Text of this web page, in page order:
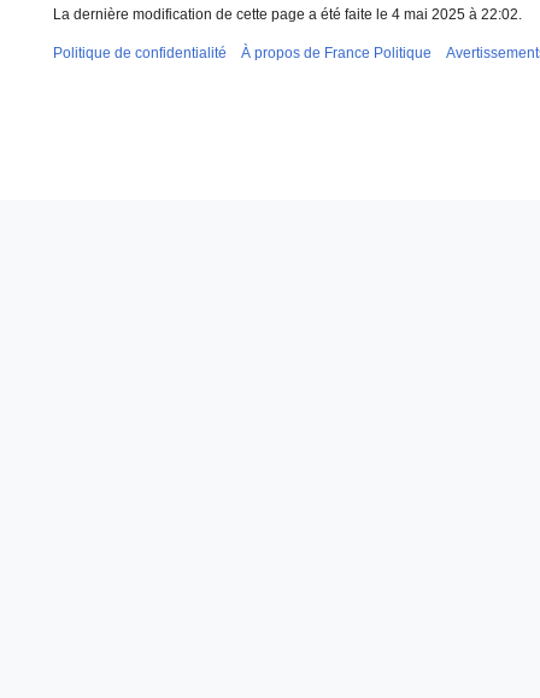
La dernière modification de cette page a été faite le 4 mai 2025 à 22:02.
Politique de confidentialité À propos de France Politique